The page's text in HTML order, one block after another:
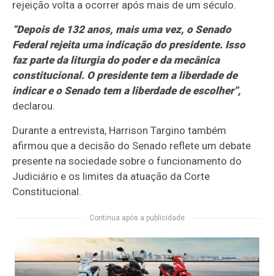
rejeição volta a ocorrer após mais de um século.
“Depois de 132 anos, mais uma vez, o Senado
Federal rejeita uma indicação do presidente. Isso
faz parte da liturgia do poder e da mecânica
constitucional. O presidente tem a liberdade de
indicar e o Senado tem a liberdade de escolher”,
declarou.
Durante a entrevista, Harrison Targino também
afirmou que a decisão do Senado reflete um debate
presente na sociedade sobre o funcionamento do
Judiciário e os limites da atuação da Corte
Constitucional.
Continua após a publicidade